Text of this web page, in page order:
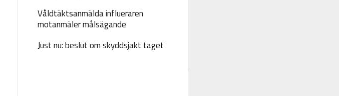
Våldtäktsanmälda influeraren
motanmäler målsägande
Just nu: beslut om skyddsjakt taget